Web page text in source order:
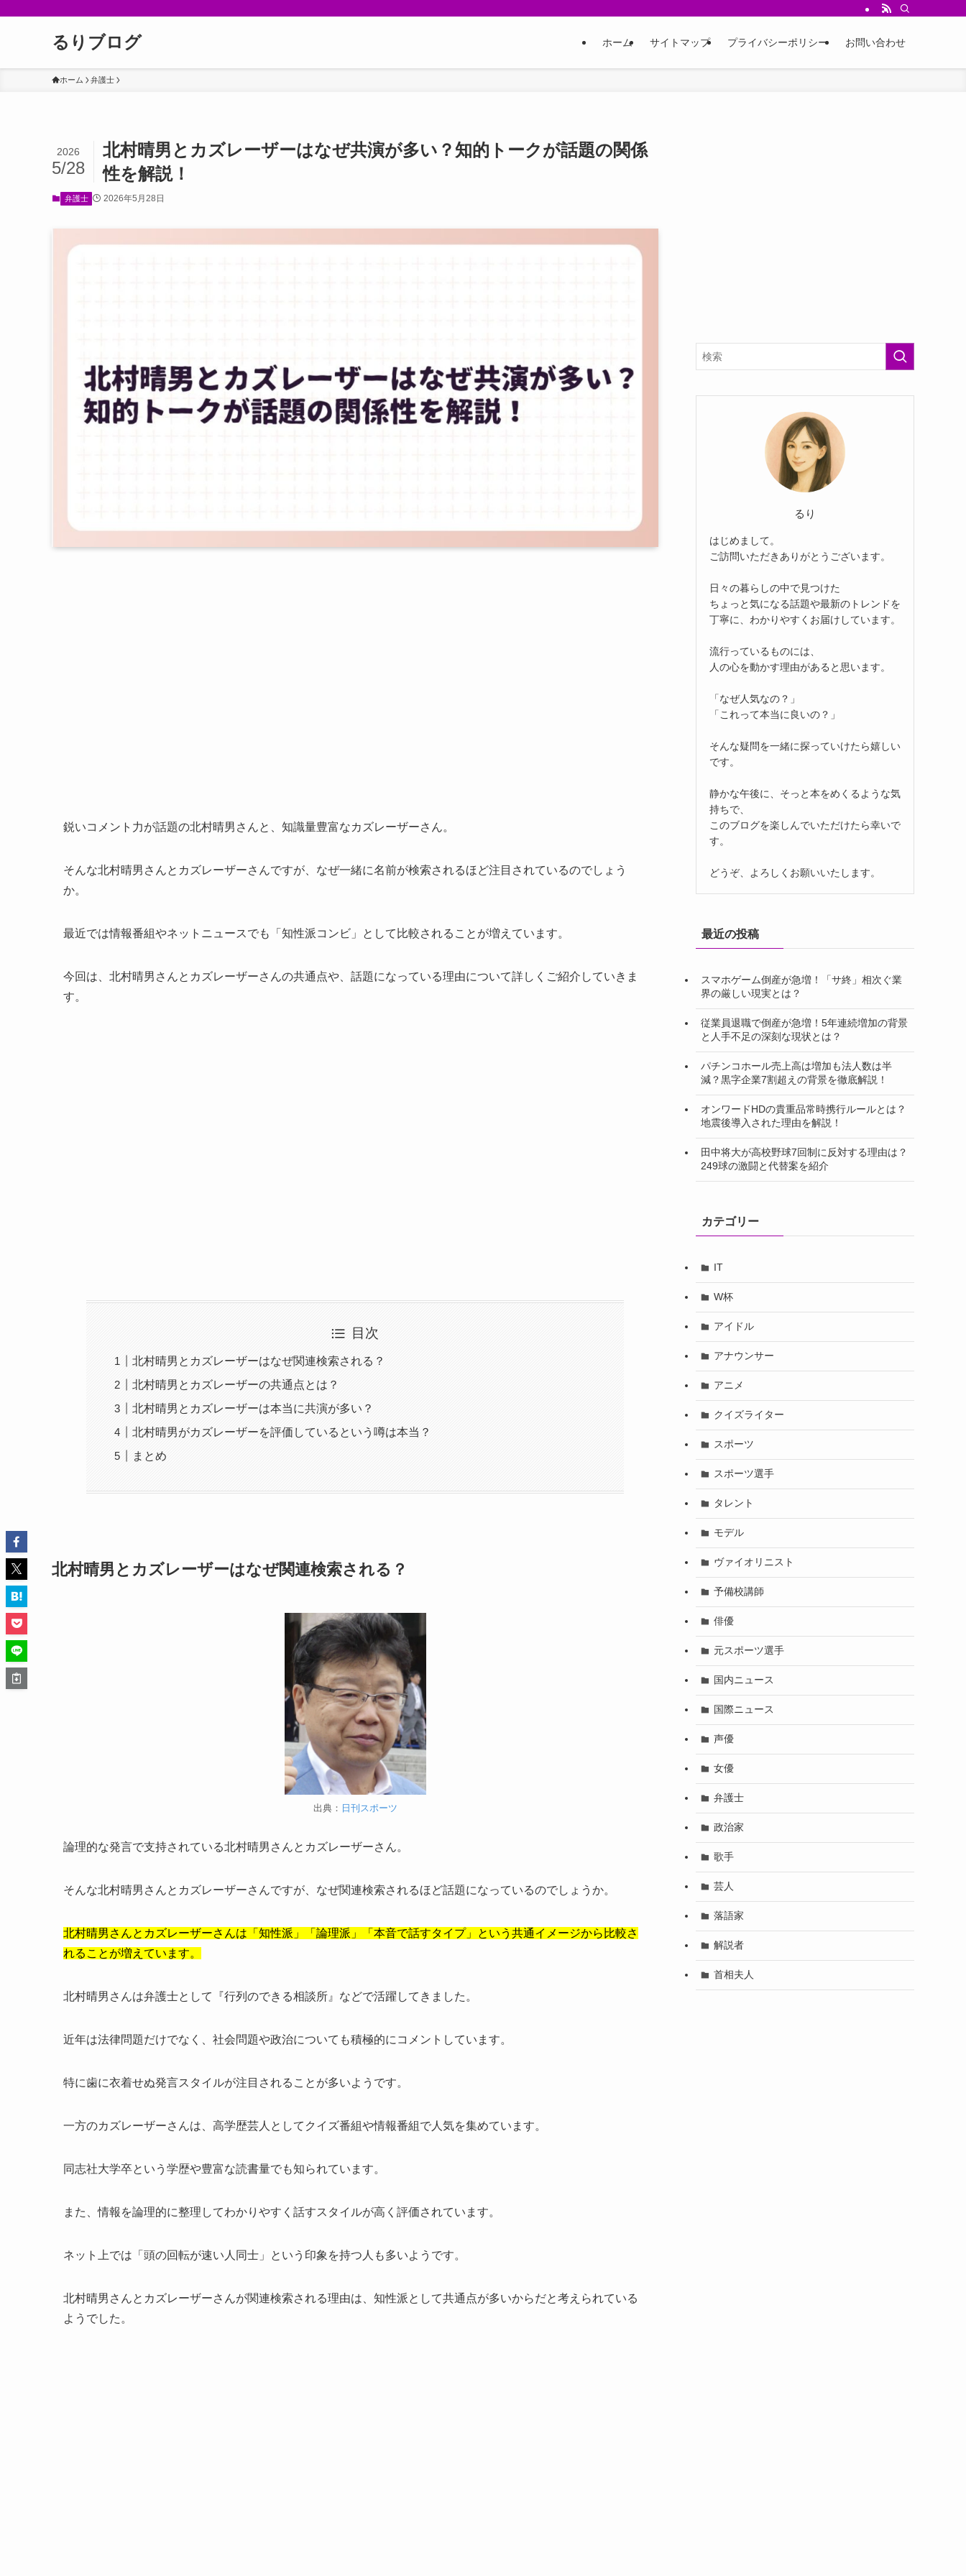
るりブログ ホーム サイトマップ プライバシーポリシー お問い合わせ
ホーム 弁護士
北村晴男とカズレーザーはなぜ共演が多い？知的トークが話題の関係
性を解説！
2026
5/28
弁護士 2026年5月28日
鋭いコメント力が話題の北村晴男さんと、知識量豊富なカズレーザーさん。
そんな北村晴男さんとカズレーザーさんですが、なぜ一緒に名前が検索されるほど注目されているのでしょう
か。
最近では情報番組やネットニュースでも「知性派コンビ」として比較されることが増えています。
今回は、北村晴男さんとカズレーザーさんの共通点や、話題になっている理由について詳しくご紹介していきま
す。
目次
北村晴男とカズレーザーはなぜ関連検索される？
北村晴男とカズレーザーの共通点とは？
北村晴男とカズレーザーは本当に共演が多い？
北村晴男がカズレーザーを評価しているという噂は本当？
まとめ
北村晴男とカズレーザーはなぜ関連検索される？
出典： 日刊スポーツ
論理的な発言で支持されている北村晴男さんとカズレーザーさん。
そんな北村晴男さんとカズレーザーさんですが、なぜ関連検索されるほど話題になっているのでしょうか。
北村晴男さんとカズレーザーさんは「知性派」「論理派」「本音で話すタイプ」という共通イメージから比較さ
れることが増えています。
北村晴男さんは弁護士として『行列のできる相談所』などで活躍してきました。
近年は法律問題だけでなく、社会問題や政治についても積極的にコメントしています。
特に歯に衣着せぬ発言スタイルが注目されることが多いようです。
一方のカズレーザーさんは、高学歴芸人としてクイズ番組や情報番組で人気を集めています。
同志社大学卒という学歴や豊富な読書量でも知られています。
また、情報を論理的に整理してわかりやすく話すスタイルが高く評価されています。
ネット上では「頭の回転が速い人同士」という印象を持つ人も多いようです。
北村晴男さんとカズレーザーさんが関連検索される理由は、知性派として共通点が多いからだと考えられている
ようでした。
るり
はじめまして。
ご訪問いただきありがとうございます。
日々の暮らしの中で見つけた
ちょっと気になる話題や最新のトレンドを
丁寧に、わかりやすくお届けしています。
流行っているものには、
人の心を動かす理由があると思います。
「なぜ人気なの？」
「これって本当に良いの？」
そんな疑問を一緒に探っていけたら嬉しい
です。
静かな午後に、そっと本をめくるような気
持ちで、
このブログを楽しんでいただけたら幸いで
す。
どうぞ、よろしくお願いいたします。
最近の投稿
スマホゲーム倒産が急増！「サ終」相次ぐ業
界の厳しい現実とは？
従業員退職で倒産が急増！5年連続増加の背景
と人手不足の深刻な現状とは？
パチンコホール売上高は増加も法人数は半
減？黒字企業7割超えの背景を徹底解説！
オンワードHDの貴重品常時携行ルールとは？
地震後導入された理由を解説！
田中将大が高校野球7回制に反対する理由は？
249球の激闘と代替案を紹介
カテゴリー
IT
W杯
アイドル
アナウンサー
アニメ
クイズライター
スポーツ
スポーツ選手
タレント
モデル
ヴァイオリニスト
予備校講師
俳優
元スポーツ選手
国内ニュース
国際ニュース
声優
女優
弁護士
政治家
歌手
芸人
落語家
解説者
首相夫人